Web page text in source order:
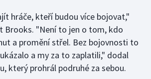
hráče, kteří budou více bojovat,"
Brooks. "Není to jen o tom, kdo
a promění střel. Bez bojovnosti to
a my za to zaplatili," dodal
který prohrál podruhé za sebou.